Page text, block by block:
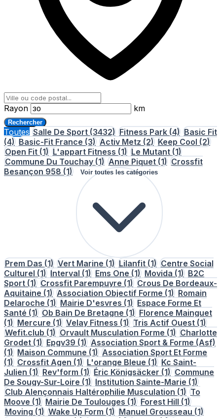
Rayon km
Rechercher
Toutes Salle De Sport (3432) Fitness Park (4) Basic Fit
(4) Basic-Fit France (3) Activ Metz (2) Keep Cool (2)
Open Fit (1) L'appart Fitness (1) Le Mutant (1)
Commune Du Touchay (1) Anne Piquet (1) Crossfit
Besançon 958 (1) Voir toutes les catégories
Prem Das (1) Vert Marine (1) Lilanfit (1) Centre Social
Culturel (1) Interval (1) Ems One (1) Movida (1) B2C
Sport (1) Crossfit Parempuyre (1) Crous De Bordeaux-
Aquitaine (1) Association Objectif Forme (1) Romain
Delaroche (1) Mairie D'esvres (1) Espace Forme Et
Santé (1) Ob Bain De Bretagne (1) Florence Mainguet
(1) Mercure (1) Velay Fitness (1) Tris Actif Ouest (1)
Wefit.club (1) Orvault Musculation Forme (1) Charlotte
Grodet (1) Epgv39 (1) Association Sport & Forme (Asf)
(1) Maison Commune (1) Association Sport Et Forme
(1) Crossfit Agen (1) L'orange Bleue (1) Kc Saint-
Julien (1) Rev'form (1) Éric Königsäcker (1) Commune
De Sougy-Sur-Loire (1) Institution Sainte-Marie (1)
Club Alençonnais Haltérophilie Musculation (1) To
Moove (1) Mairie De Toulouges (1) Forest Hill (1)
Moving (1) Wake Up Form (1) Manuel Grousseau (1)